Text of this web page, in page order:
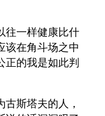
往一样健康比什
该在角斗场之中
正的我是如此判
斯塔夫的人，